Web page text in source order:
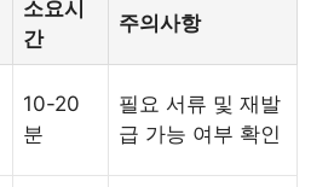
소요시
간
주의사항
10-20
분
필요 서류 및 재발
급 가능 여부 확인